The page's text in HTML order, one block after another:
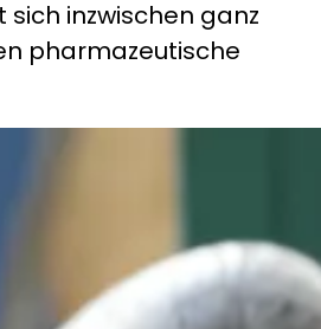
sich inzwischen ganz
pharmazeutische